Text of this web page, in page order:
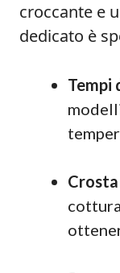
croccante e
dedicato è